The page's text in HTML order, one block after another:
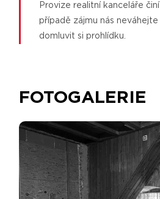
Provize realitní kanceláře
případě zájmu nás
domluvit si prohlídku.
FOTOGALERIE